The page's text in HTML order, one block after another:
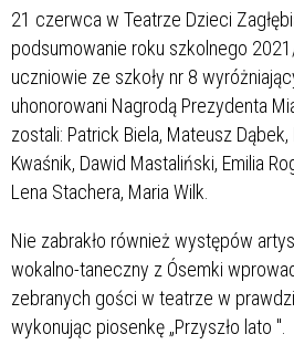
21 czerwca w Teatrze Dzieci
podsumowanie roku szkolnego
uczniowie ze szkoły nr 8
uhonorowani Nagrodą Prezydenta
zostali: Patrick Biela, Mateusz Dąbek,
Kwaśnik, Dawid Mastaliński, Emilia
Lena Stachera, Maria Wilk.
Nie zabrakło również występów
wokalno-taneczny z Ósemki
zebranych gości w teatrze w
wykonując piosenkę „Przyszło lato ".